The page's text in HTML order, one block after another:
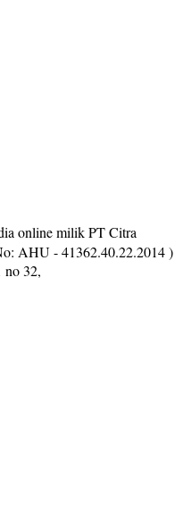
online milik PT Citra
AHU - 41362.40.22.2014 )
no 32,